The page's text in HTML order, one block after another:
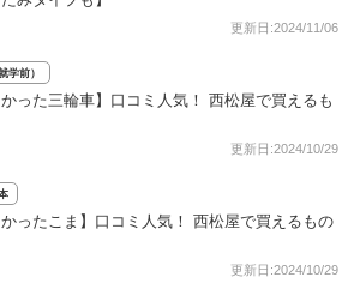
更新日:2024/11/06
学前）
かった三輪車】口コミ人気！ 西松屋で買えるも
更新日:2024/10/29
かったこま】口コミ人気！ 西松屋で買えるもの
更新日:2024/10/29